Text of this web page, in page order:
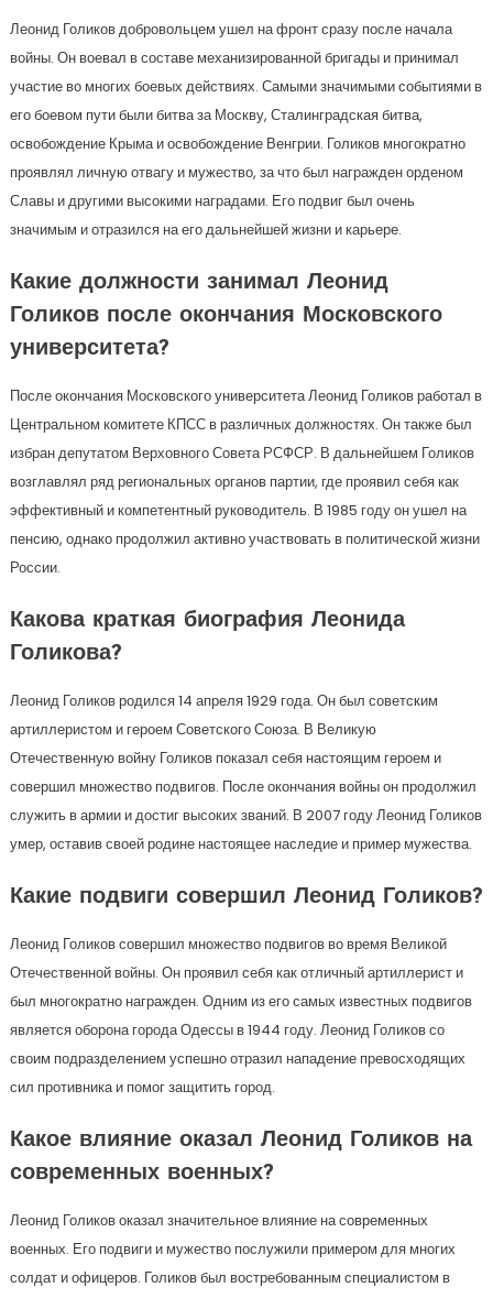
Леонид Голиков добровольцем ушел на фронт сразу после начала
войны. Он воевал в составе механизированной бригады и принимал
участие во многих боевых действиях. Самыми значимыми событиями в
его боевом пути были битва за Москву, Сталинградская битва,
освобождение Крыма и освобождение Венгрии. Голиков многократно
проявлял личную отвагу и мужество, за что был награжден орденом
Славы и другими высокими наградами. Его подвиг был очень
значимым и отразился на его дальнейшей жизни и карьере.
Какие должности занимал Леонид
Голиков после окончания Московского
университета?
После окончания Московского университета Леонид Голиков работал в
Центральном комитете КПСС в различных должностях. Он также был
избран депутатом Верховного Совета РСФСР. В дальнейшем Голиков
возглавлял ряд региональных органов партии, где проявил себя как
эффективный и компетентный руководитель. В 1985 году он ушел на
пенсию, однако продолжил активно участвовать в политической жизни
России.
Какова краткая биография Леонида
Голикова?
Леонид Голиков родился 14 апреля 1929 года. Он был советским
артиллеристом и героем Советского Союза. В Великую
Отечественную войну Голиков показал себя настоящим героем и
совершил множество подвигов. После окончания войны он продолжил
служить в армии и достиг высоких званий. В 2007 году Леонид Голиков
умер, оставив своей родине настоящее наследие и пример мужества.
Какие подвиги совершил Леонид Голиков?
Леонид Голиков совершил множество подвигов во время Великой
Отечественной войны. Он проявил себя как отличный артиллерист и
был многократно награжден. Одним из его самых известных подвигов
является оборона города Одессы в 1944 году. Леонид Голиков со
своим подразделением успешно отразил нападение превосходящих
сил противника и помог защитить город.
Какое влияние оказал Леонид Голиков на
современных военных?
Леонид Голиков оказал значительное влияние на современных
военных. Его подвиги и мужество послужили примером для многих
солдат и офицеров. Голиков был востребованным специалистом в